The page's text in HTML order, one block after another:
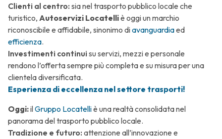
Clienti al centro: sia nel trasporto pubblico locale che
turistico, Autoservizi Locatelliè oggi un marchio
riconoscibile e affidabile, sinonimo diavanguardiaed
efficienza.
Investimenti continuisu servizi, mezzi e personale
rendono l’offerta sempre più completa e su misura per una
clientela diversificata.
Esperienza di eccellenza nel settore trasporti!
Oggi:ilGruppo Locatelliè una realtà consolidata nel
panorama del trasporto pubblico locale.
Tradizione e futuro: attenzione all’innovazione e